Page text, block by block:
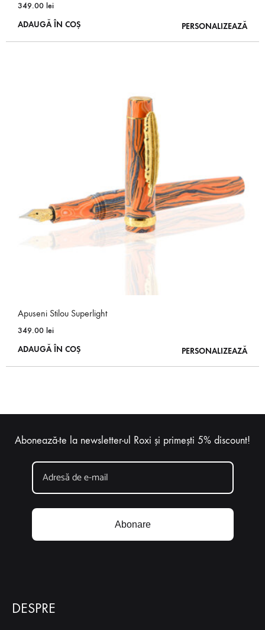
349.00 lei
ADAUGĂ ÎN COȘ
PERSONALIZEAZĂ
Apuseni Stilou Superlight
349.00 lei
ADAUGĂ ÎN COȘ
PERSONALIZEAZĂ
Abonează-te la newsletter-ul Roxi și primești 5% discount!
Abonare
DESPRE